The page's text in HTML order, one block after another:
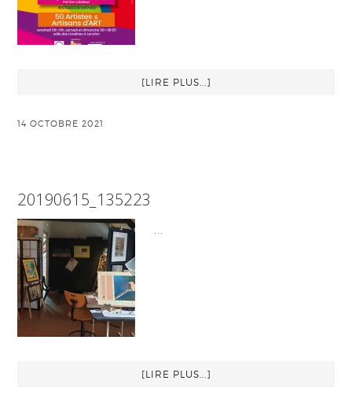
[LIRE PLUS...]
14 OCTOBRE 2021
20190615_135223
…
[LIRE PLUS...]